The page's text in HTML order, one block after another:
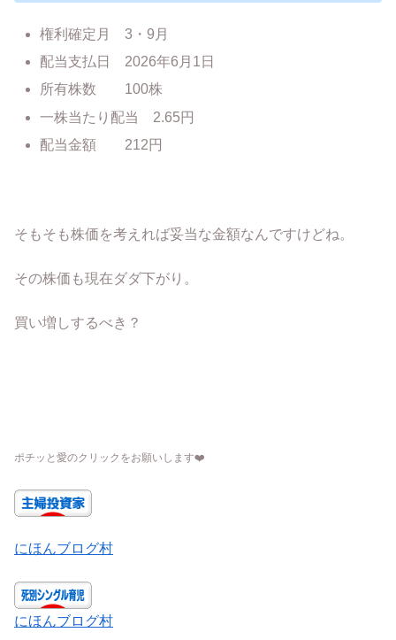
権利確定月 3・9月
配当支払日 2026年6月1日
所有株数 100株
一株当たり配当 2.65円
配当金額 212円
そもそも株価を考えれば妥当な金額なんですけどね。
その株価も現在ダダ下がり。
買い増しするべき？
ポチッと愛のクリックをお願いします❤️
にほんブログ村
にほんブログ村